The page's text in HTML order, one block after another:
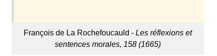
François de La Rochefoucauld - Les réflexions et
sentences morales, 158 (1665)